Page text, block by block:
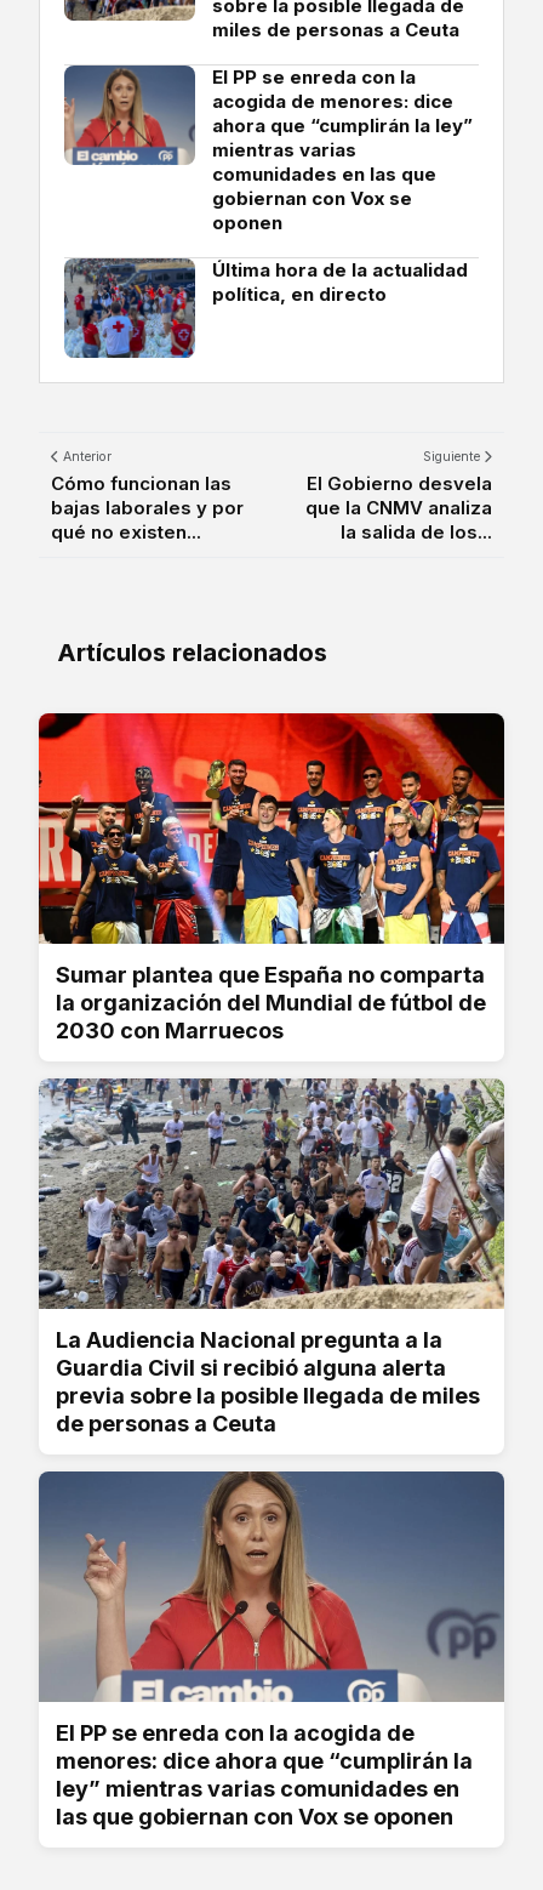
sobre la posible llegada de
miles de personas a Ceuta
El PP se enreda con la
acogida de menores: dice
ahora que “cumplirán la ley”
mientras varias
comunidades en las que
gobiernan con Vox se
oponen
Última hora de la actualidad
política, en directo
Anterior
Cómo funcionan las
bajas laborales y por
qué no existen...
Siguiente
El Gobierno desvela
que la CNMV analiza
la salida de los...
Artículos relacionados
Sumar plantea que España no comparta
la organización del Mundial de fútbol de
2030 con Marruecos
La Audiencia Nacional pregunta a la
Guardia Civil si recibió alguna alerta
previa sobre la posible llegada de miles
de personas a Ceuta
El PP se enreda con la acogida de
menores: dice ahora que “cumplirán la
ley” mientras varias comunidades en
las que gobiernan con Vox se oponen